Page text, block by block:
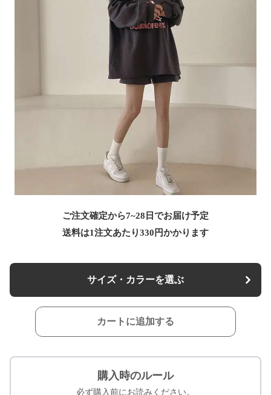
ご注文確定から7~28日でお届け予定
送料は1注文あたり330 円かかります
サイズ・カラーを選ぶ
カートに追加する
購入時のルール
必ず購入前にお読みください。